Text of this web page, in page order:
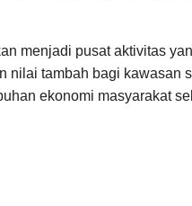
menjadi pusat aktivitas
nilai tambah bagi kawasan
ekonomi masyarakat